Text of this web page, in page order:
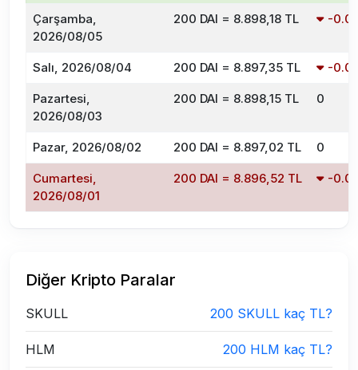
Çarşamba,
2026/08/05
200 DAI = 8.898,18 TL -
Salı, 2026/08/04 200 DAI = 8.897,35 TL -
Pazartesi,
2026/08/03
200 DAI = 8.898,15 TL 0
Pazar, 2026/08/02 200 DAI = 8.897,02 TL 0
Cumartesi,
2026/08/01
200 DAI = 8.896,52 TL -
Diğer Kripto Paralar
SKULL 200 SKULL kaç TL?
HLM 200 HLM kaç TL?